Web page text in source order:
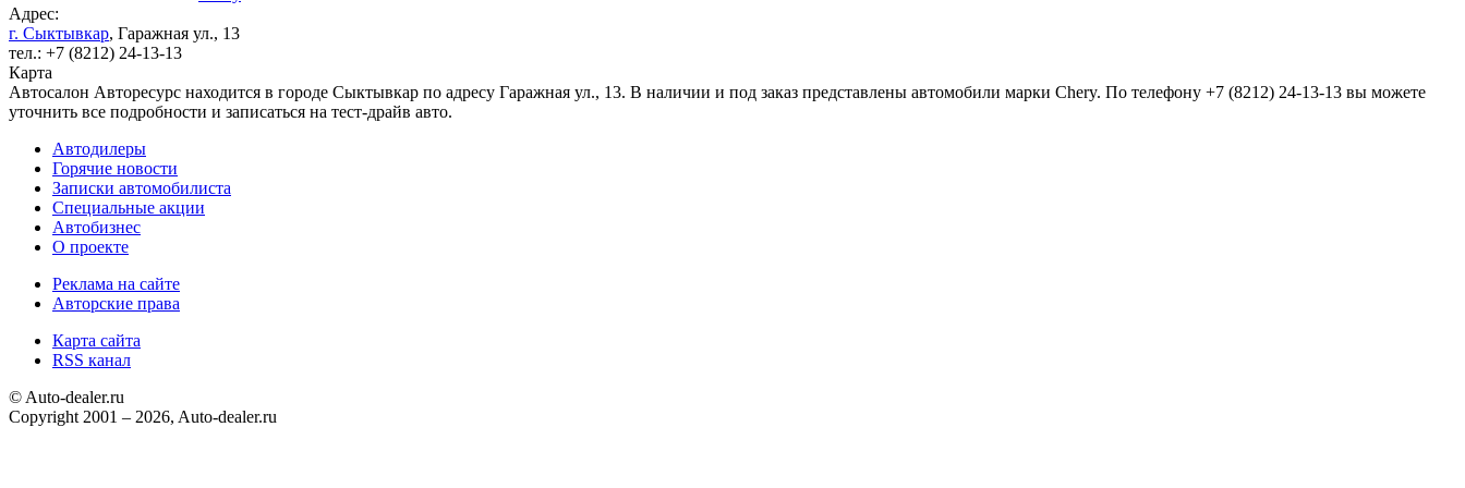
Адрес:
г. Сыктывкар, Гаражная ул., 13
тел.: +7 (8212) 24-13-13
Карта
Автосалон Авторесурс находится в городе Сыктывкар по адресу Гаражная ул., 13. В наличии и под заказ представлены автомобили марки Chery. По телефону +7 (8212) 24-13-13 вы можете
уточнить все подробности и записаться на тест-драйв авто.
Автодилеры
Горячие новости
Записки автомобилиста
Специальные акции
Автобизнес
О проекте
Реклама на сайте
Авторские права
Карта сайта
RSS канал
© Auto-dealer.ru
Copyright 2001 – 2026, Auto-dealer.ru